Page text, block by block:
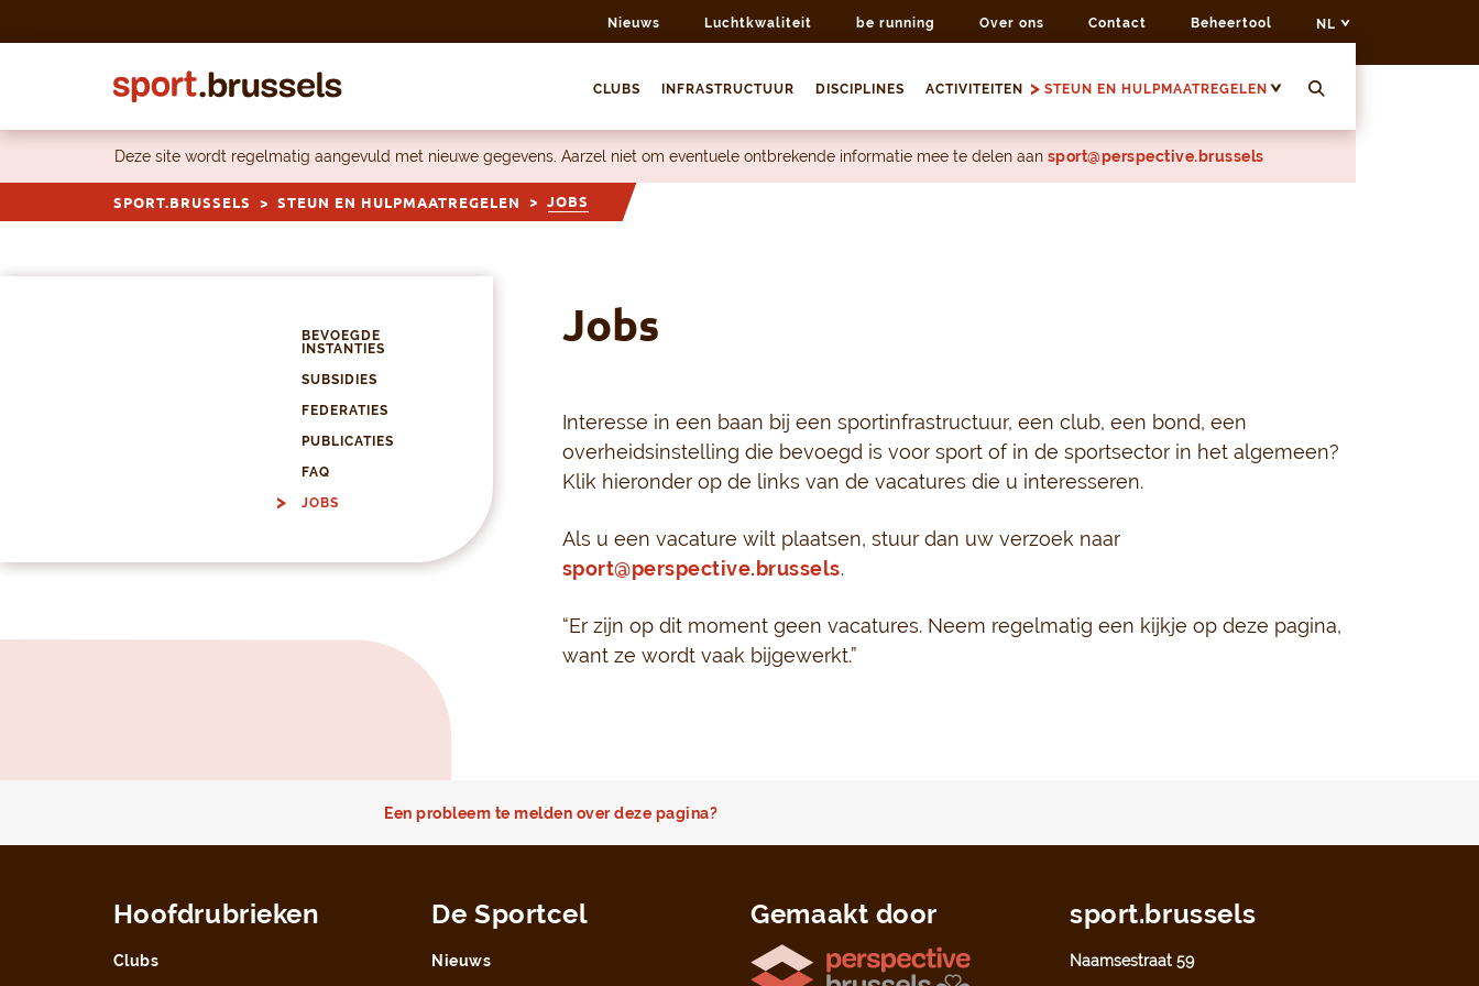
Nieuws Luchtkwaliteit be running Over ons Contact Beheertool NL
CLUBS INFRASTRUCTUUR DISCIPLINES ACTIVITEITEN STEUN EN HULPMAATREGELEN
Deze site wordt regelmatig aangevuld met nieuwe gegevens. Aarzel niet om eventuele ontbrekende informatie mee te delen aan sport@perspective.brussels
SPORT.BRUSSELS STEUN EN HULPMAATREGELEN JOBS
BEVOEGDE
INSTANTIES
SUBSIDIES
FEDERATIES
PUBLICATIES
FAQ
JOBS
Jobs
Interesse in een baan bij een sportinfrastructuur, een club, een bond, een
overheidsinstelling die bevoegd is voor sport of in de sportsector in het algemeen?
Klik hieronder op de links van de vacatures die u interesseren.
Als u een vacature wilt plaatsen, stuur dan uw verzoek naar
sport@perspective.brussels.
“Er zijn op dit moment geen vacatures. Neem regelmatig een kijkje op deze pagina,
want ze wordt vaak bijgewerkt.”
Een probleem te melden over deze pagina?
Hoofdrubrieken
Clubs
De Sportcel
Nieuws
Gemaakt door sport.brussels
Naamsestraat 59